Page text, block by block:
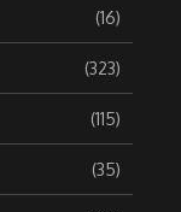
(16)
(323)
(115)
(35)